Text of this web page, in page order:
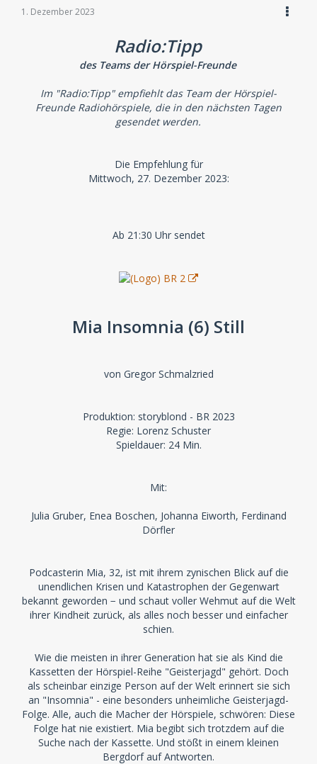
1. Dezember 2023
Radio:Tipp
des Teams der Hörspiel-Freunde
Im "Radio:Tipp" empfiehlt das Team der Hörspiel-
Freunde Radiohörspiele, die in den nächsten Tagen
gesendet werden.
Die Empfehlung für
Mittwoch, 27. Dezember 2023:
Ab 21:30 Uhr sendet
Mia Insomnia (6) Still
von Gregor Schmalzried
Produktion: storyblond - BR 2023
Regie: Lorenz Schuster
Spieldauer: 24 Min.
Mit:
Julia Gruber, Enea Boschen, Johanna Eiworth, Ferdinand
Dörfler
Podcasterin Mia, 32, ist mit ihrem zynischen Blick auf die
unendlichen Krisen und Katastrophen der Gegenwart
bekannt geworden − und schaut voller Wehmut auf die Welt
ihrer Kindheit zurück, als alles noch besser und einfacher
schien.
Wie die meisten in ihrer Generation hat sie als Kind die
Kassetten der Hörspiel-Reihe "Geisterjagd" gehört. Doch
als scheinbar einzige Person auf der Welt erinnert sie sich
an "Insomnia" - eine besonders unheimliche Geisterjagd-
Folge. Alle, auch die Macher der Hörspiele, schwören: Diese
Folge hat nie existiert. Mia begibt sich trotzdem auf die
Suche nach der Kassette. Und stößt in einem kleinen
Bergdorf auf Antworten.